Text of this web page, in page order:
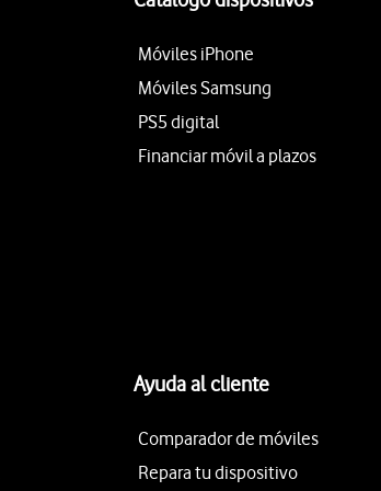
Móviles iPhone
Móviles Samsung
PS5 digital
Financiar móvil a plazos
Ayuda al cliente
Comparador de móviles
Repara tu dispositivo